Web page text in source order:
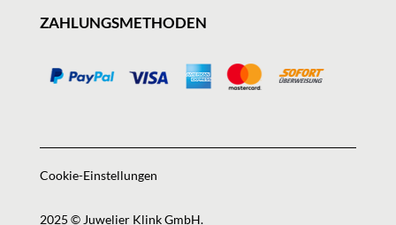
ZAHLUNGSMETHODEN
Cookie-Einstellungen
2025 © Juwelier Klink GmbH.